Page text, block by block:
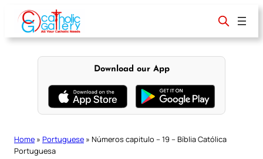
content
Download our App
Home » Portuguese » Números capitulo – 19 – Bíblia Católica
Portuguesa